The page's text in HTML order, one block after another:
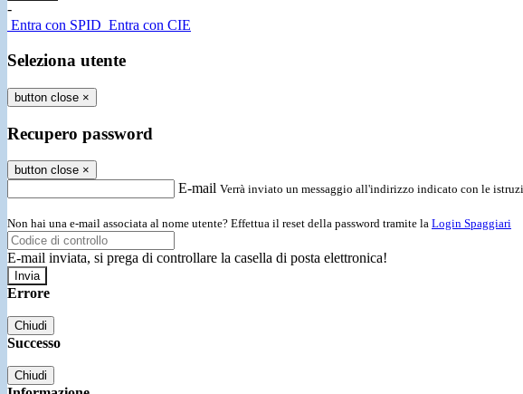
-
Entra con SPID Entra con CIE
Seleziona utente
button close ×
Recupero password
button close ×
E-mail Verrà inviato un messaggio all'indirizzo indicato con le
Non hai una e-mail associata al nome utente? Effettua il reset della password tramite la Login Spaggiari
E-mail inviata, si prega di controllare la casella di posta elettronica!
Errore
Chiudi
Successo
Chiudi